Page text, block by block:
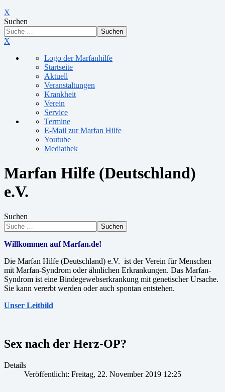
X
Suchen
Suchen
X
Logo der Marfanhilfe
Startseite
Aktuell
Veranstaltungen
Krankheit
Verein
Service
Termine
E-Mail zur Marfan Hilfe
Youtube
Mediathek
Marfan Hilfe (Deutschland)
e.V.
Suchen
Suchen
Willkommen auf Marfan.de!
Die Marfan Hilfe (Deutschland) e.V. ist der Verein für Menschen
mit Marfan-Syndrom oder ähnlichen Erkrankungen. Das Marfan-
Syndrom ist eine Bindegewebserkrankung mit genetischer Ursache.
Sie kann vererbt werden oder auch spontan entstehen.
Unser Leitbild
Sex nach der Herz-OP?
Details
Veröffentlicht: Freitag, 22. November 2019 12:25